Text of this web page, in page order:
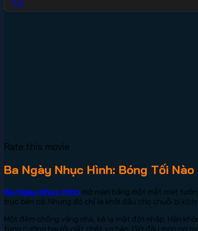
Full
Rate this movie
Ba Ngày Nhục Hình: Bóng Tối
Ba Ngày Nhục Hình mở màn bằng một mất mát
trực bên cô. Nhưng đó chỉ là khởi đầu cho chuỗi bi
Một đêm chồng vắng nhà, kẻ lạ mặt đột nhập. Hắn
từng cưỡng hại rồi giết chết vợ hắn. Giờ đây món nợ